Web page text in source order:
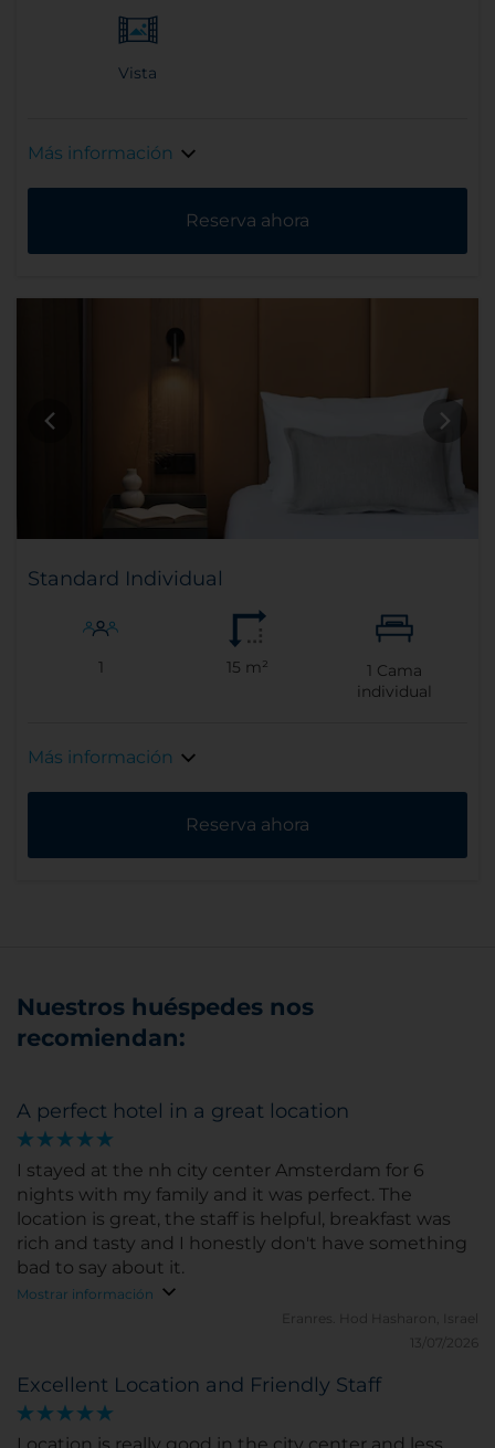
Vista
Más información
Reserva ahora
Standard Individual
1 15 m² 1 Cama
individual
Más información
Reserva ahora
Nuestros huéspedes nos
recomiendan:
A perfect hotel in a great location
I stayed at the nh city center Amsterdam for 6
nights with my family and it was perfect. The
location is great, the staff is helpful, breakfast was
rich and tasty and I honestly don't have something
bad to say about it.
Mostrar información
Eranres.
Hod Hasharon, Israel
13/07/2026
Excellent Location and Friendly Staff